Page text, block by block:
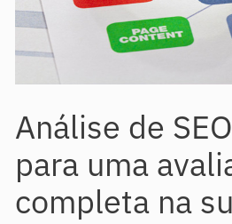
Análise de
para uma
completa na